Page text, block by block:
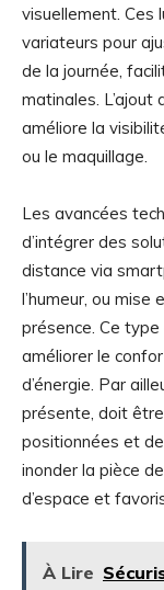
visuellement. Ces
variateurs pour
de la journée,
matinales. L’ajout
améliore la
ou le maquillage.
Les avancées
d’intégrer des
distance via
l’humeur, ou
présence. Ce type
améliorer le
d’énergie. Par
présente, doit
positionnées et
inonder la pièce
d’espace et
À Lire